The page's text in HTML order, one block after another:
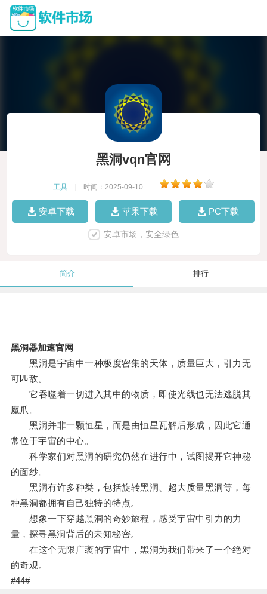
黑洞vqn官网
工具 时间：2025-09-10
安卓下载 苹果下载 PC下载
安卓市场，安全绿色
简介 排行
黑洞器加速官网
黑洞是宇宙中一种极度密集的天体，质量巨大，引力无
可匹敌。
它吞噬着一切进入其中的物质，即使光线也无法逃脱其
魔爪。
黑洞并非一颗恒星，而是由恒星瓦解后形成，因此它通
常位于宇宙的中心。
科学家们对黑洞的研究仍然在进行中，试图揭开它神秘
的面纱。
黑洞有许多种类，包括旋转黑洞、超大质量黑洞等，每
种黑洞都拥有自己独特的特点。
想象一下穿越黑洞的奇妙旅程，感受宇宙中引力的力
量，探寻黑洞背后的未知秘密。
在这个无限广袤的宇宙中，黑洞为我们带来了一个绝对
的奇观。
#44#